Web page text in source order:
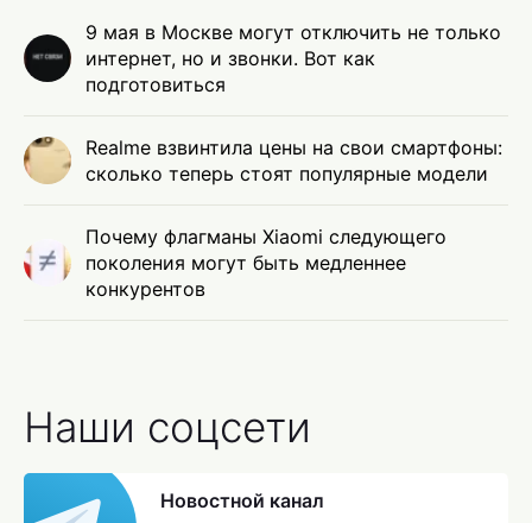
9 мая в Москве могут отключить не только
интернет, но и звонки. Вот как
подготовиться
Realme взвинтила цены на свои смартфоны:
сколько теперь стоят популярные модели
Почему флагманы Xiaomi следующего
поколения могут быть медленнее
конкурентов
Наши соцсети
Новостной канал